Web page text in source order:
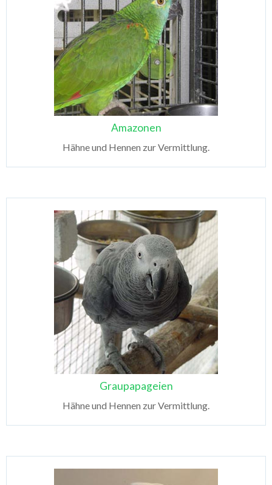
Amazonen
Hähne und Hennen zur Vermittlung.
Graupapageien
Hähne und Hennen zur Vermittlung.